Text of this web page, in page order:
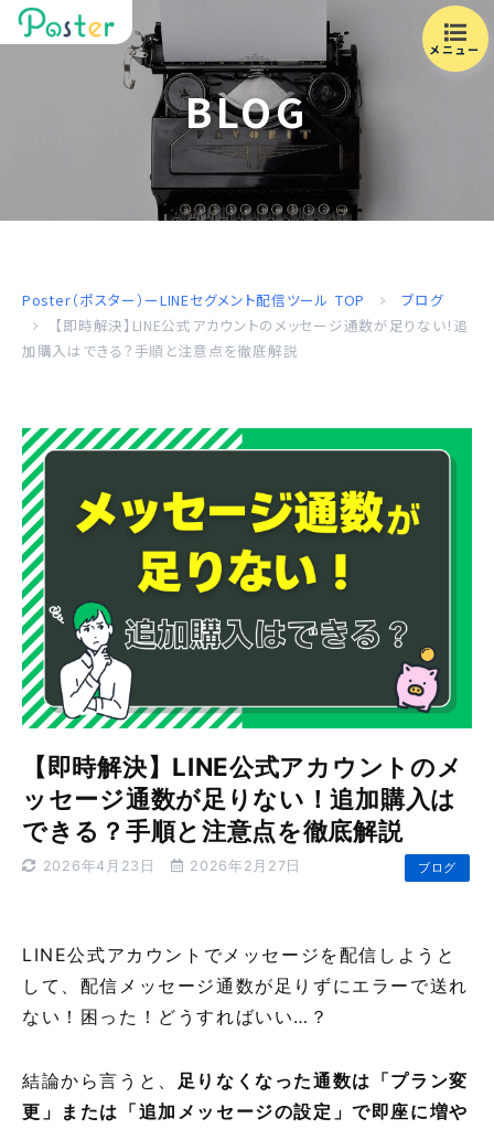
メニュー
BLOG
Poster（ポスター）ーLINEセグメント配信ツール TOP
ブログ
【即時解決】LINE公式アカウントのメッセージ通数が足りない！追
加購入はできる？手順と注意点を徹底解説
【即時解決】LINE公式アカウントのメ
ッセージ通数が足りない！追加購入は
できる？手順と注意点を徹底解説
2026年4月23日 2026年2月27日 ブログ
LINE公式アカウントでメッセージを配信しようと
して、配信メッセージ通数が足りずにエラーで送れ
ない！困った！どうすればいい…？
結論から言うと、
足りなくなった通数は「プラン変
更」または「追加メッセージの設定」で即座に増や